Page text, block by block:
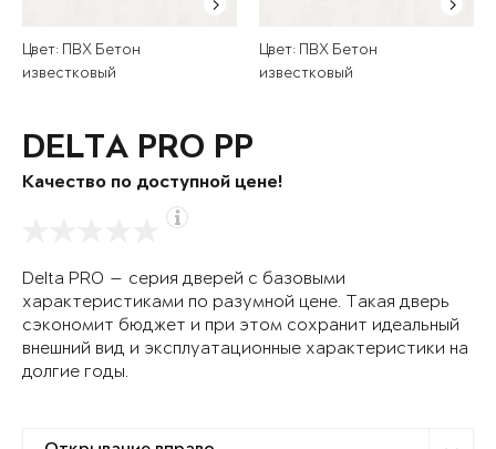
Цвет: ПВХ Бетон
известковый
Цвет: ПВХ Бетон
известковый
DELTA PRO PP
Качество по доступной цене!
Delta PRO — серия дверей с базовыми
характеристиками по разумной цене. Такая дверь
сэкономит бюджет и при этом сохранит идеальный
внешний вид и эксплуатационные характеристики на
долгие годы.